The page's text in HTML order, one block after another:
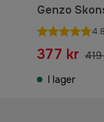
Genzo
4.8
377 kr
I lager